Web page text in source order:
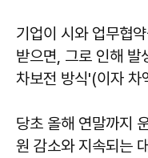
기업이 시와 업무협
받으면, 그로 인해 발
차보전 방식'(이자 차
당초 올해 연말까지
원 감소와 지속되는